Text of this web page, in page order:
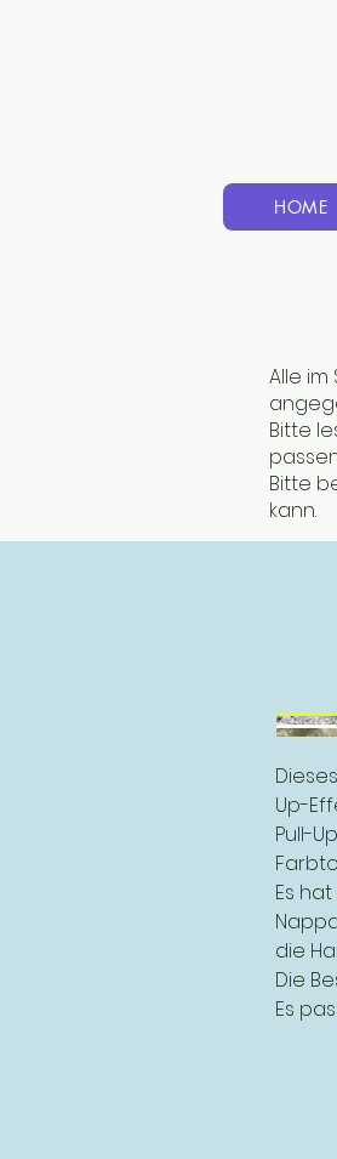
HOME
Alle
Bitte
Bitte
kann.
Up-
Pull-
Es
die
Die
Es